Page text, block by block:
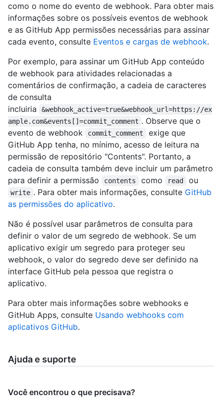
como o nome do evento de webhook. Para obter mais
informações sobre os possíveis eventos de webhook
e as GitHub App permissões necessárias para assinar
cada evento, consulte Eventos e cargas de webhook.
Por exemplo, para assinar um GitHub App conteúdo
de webhook para atividades relacionadas a
comentários de confirmação, a cadeia de caracteres
de consulta
incluiria
&webhook_active=true&webhook_url=https://ex
ample.com&events[]=commit_comment . Observe que o
evento de webhook
commit_comment
exige que
GitHub App tenha, no mínimo, acesso de leitura na
permissão de repositório "Contents". Portanto, a
cadeia de consulta também deve incluir um parâmetro
para definir a permissão
contents como read ou
write . Para obter mais informações, consulte GitHub
as permissões do aplicativo.
Não é possível usar parâmetros de consulta para
definir o valor de um segredo de webhook. Se um
aplicativo exigir um segredo para proteger seu
webhook, o valor do segredo deve ser definido na
interface GitHub pela pessoa que registra o
aplicativo.
Para obter mais informações sobre webhooks e
GitHub Apps, consulte Usando webhooks com
aplicativos GitHub.
Ajuda e suporte
Você encontrou o que precisava?